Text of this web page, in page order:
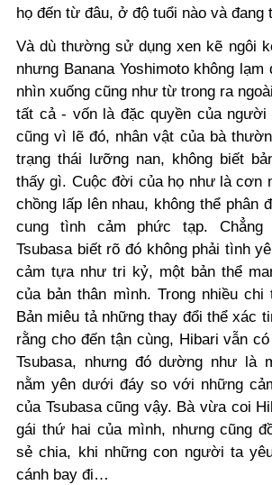
họ đến từ đâu, ở độ tuổi nào và đang
Và dù thường sử dụng xen kẽ ngôi
nhưng Banana Yoshimoto không
nhìn xuống cũng như từ trong ra
tất cả - vốn là đặc quyền của người
cũng vì lẽ đó, nhân vật của bà
trạng thái lưỡng nan, không biết
thấy gì. Cuộc đời của họ như là cơn
chồng lấp lên nhau, không thể phân
cung tình cảm phức tạp. Chẳng
Tsubasa biết rõ đó không phải tình
cảm tựa như tri kỷ, một bản thể
của bản thân mình. Trong nhiều
Bản miêu tả những thay đổi thể xác
rằng cho đến tận cùng, Hibari vẫn
Tsubasa, nhưng đó dường như là
nằm yên dưới đáy so với những
của Tsubasa cũng vậy. Bà vừa coi
gái thứ hai của mình, nhưng cũng
sẻ chia, khi những con người ta
cánh bay đi…